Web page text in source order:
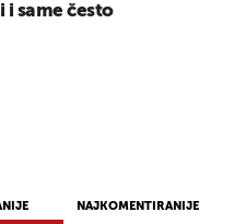
NAJKOMENTIRANIJE
same često